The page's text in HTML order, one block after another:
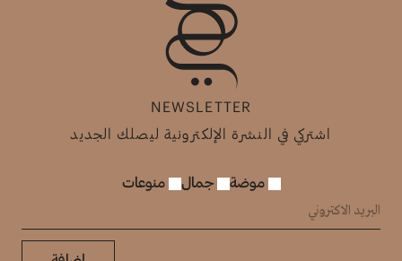
NEWSLETTER
اشتركي في النشرة الإلكترونية ليصلك الجديد
موضة جمال منوعات